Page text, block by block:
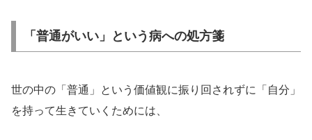
「普通がいい」という病への処方箋
世の中の「普通」という価値観に振り回されずに「自分」
を持って生きていくためには、